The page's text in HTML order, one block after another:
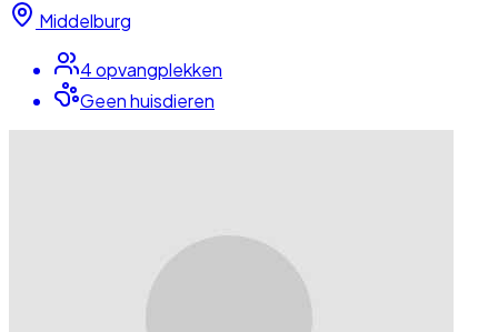
Middelburg
4opvangplekken
Geen huisdieren